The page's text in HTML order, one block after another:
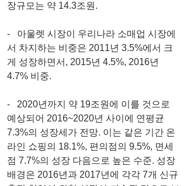
장규모는 약 14.3조원.
-   아울렛 시장이 우리나라 소매업 시장에
서 차지하는 비중은 2011년 3.5%에서 크
게 성장하면서, 2015년 4.5%, 2016년
4.7% 비중.
-   2020년까지 약 19조원에 이를 것으로
예상되어 2016~2020년 사이에 연평균
7.3%의 성장세가 전망. 이는 같은 기간 온
라인 쇼핑의 18.1%, 편의점의 9.5%, 면세
점 7.7%의 성장 다음으로 높은 수준. 성장
배경은 2016년과 2017년에 각각 7개 신규